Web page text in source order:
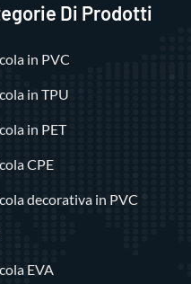
Di Prodotti
in PVC
in TPU
in PET
CPE
decorativa in PVC
EVA